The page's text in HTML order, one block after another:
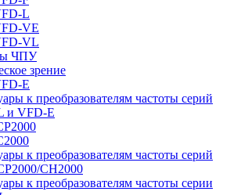
L
VE
VL
ЧПУ
зрение
E
к преобразователям частоты серий
и VFD-E
к преобразователям частоты серий
CH2000
к преобразователям частоты серии